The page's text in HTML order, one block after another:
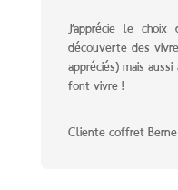
J’apprécie le
découverte des
appréciés) mais
font vivre !
Cliente coffret Berne